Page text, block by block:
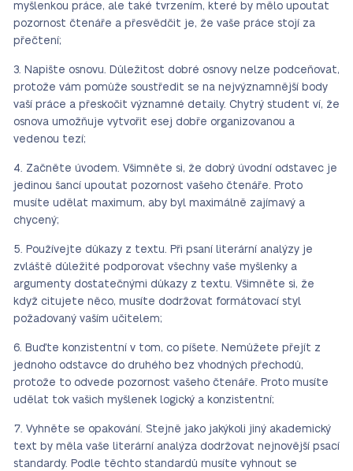
myšlenkou práce, ale také tvrzením, které by mělo upoutat
pozornost čtenáře a přesvědčit je, že vaše práce stojí za
přečtení;
Napište osnovu. Důležitost dobré osnovy nelze podceňovat,
protože vám pomůže soustředit se na nejvýznamnější body
vaší práce a přeskočit významné detaily. Chytrý student ví, že
osnova umožňuje vytvořit esej dobře organizovanou a
vedenou tezí;
Začněte úvodem. Všimněte si, že dobrý úvodní odstavec je
jedinou šancí upoutat pozornost vašeho čtenáře. Proto
musíte udělat maximum, aby byl maximálně zajímavý a
chycený;
Používejte důkazy z textu. Při psaní literární analýzy je
zvláště důležité podporovat všechny vaše myšlenky a
argumenty dostatečnými důkazy z textu. Všimněte si, že
když citujete něco, musíte dodržovat formátovací styl
požadovaný vaším učitelem;
Buďte konzistentní v tom, co píšete. Nemůžete přejít z
jednoho odstavce do druhého bez vhodných přechodů,
protože to odvede pozornost vašeho čtenáře. Proto musíte
udělat tok vašich myšlenek logický a konzistentní;
Vyhněte se opakování. Stejně jako jakýkoli jiný akademický
text by měla vaše literární analýza dodržovat nejnovější psací
standardy. Podle těchto standardů musíte vyhnout se